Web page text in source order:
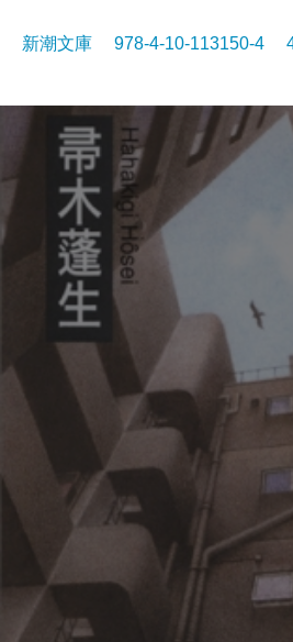
新潮文庫 978-4-10-113150-4